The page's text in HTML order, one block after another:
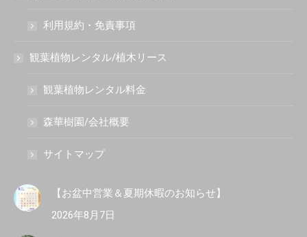
利用規約・免責事項
観葉植物レンタル/植木リース
観葉植物レンタル料金
森華樹園/会社概要
サイトマップ
【お盆中営業＆夏期休暇のお知らせ】
2026年8月7日